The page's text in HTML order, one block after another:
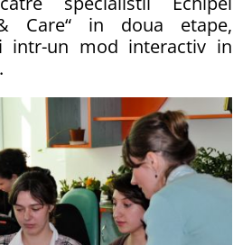
Care“ in doua etape,
intr-un mod interactiv in